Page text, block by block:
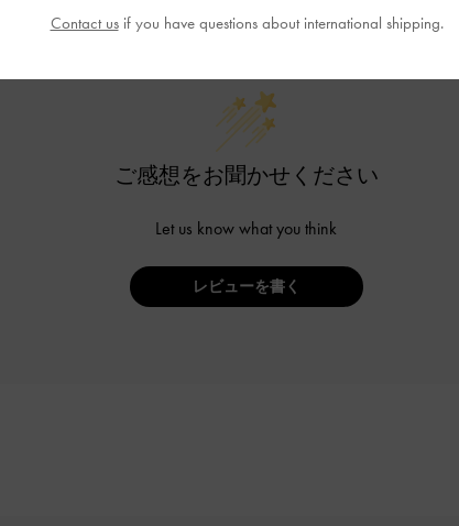
ご感想をお聞かせください
Let us know what you think
レビューを書く
Contact usif you have questions about international shipping.